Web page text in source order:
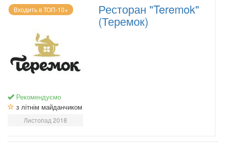
Входить в ТОП-10+
Рекомендуємо
з літнім майданчиком
Листопад 2018
Ресторан "Teremok"
(Теремок)